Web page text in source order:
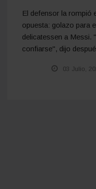
El defensor la rompió
opuesta: golazo para
delicatessen a Messi.
confiarse", dijo
03 Julio,